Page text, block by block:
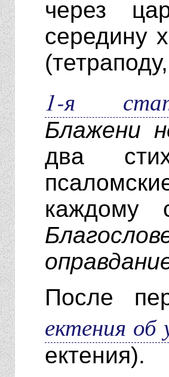
через
середину
1-я
Блажени
два
каждому
После
ектения об
ектения).